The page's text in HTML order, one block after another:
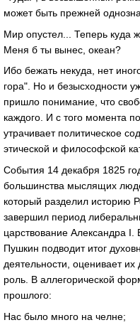
может быть прежней
Мир опустел... Теперь куда
Меня б ты вынес, океан?
Ибо бежать некуда, нет
гора". Но и безысходности
пришло понимание, что
каждого. И с того момента
утрачивает политическое
этической и философской
События 14 декабря 1825
большинства мыслящих
который разделил историю
завершил период
царствование Александра
Пушкин подводит итог
деятельности, оценивает
роль. В аллегорической
прошлого:
Нас было много на челне;